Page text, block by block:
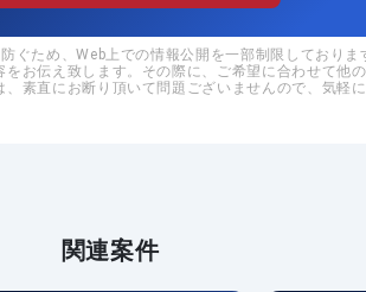
ぐため、Web上での情報公開を一部制限しており
お伝え致します。その際に、ご希望に合わせて他
素直にお断り頂いて問題ございませんので、気軽に
関連案件